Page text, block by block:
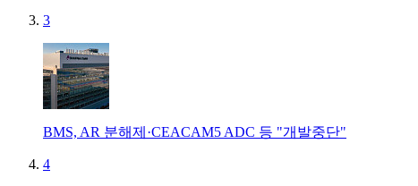
3
BMS, AR 분해제·CEACAM5 ADC 등 "개발중단"
4